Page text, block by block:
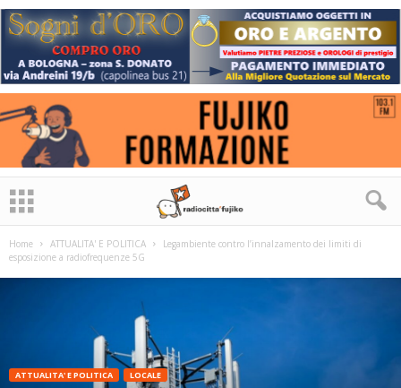
Home ATTUALITA' E POLITICA
Legambiente contro l’innalzamento dei limiti di
esposizione a radiofrequenze 5G
ATTUALITA' E POLITICA LOCALE